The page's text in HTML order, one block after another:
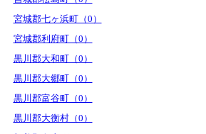
宮城郡七ヶ浜町（0）
宮城郡利府町（0）
黒川郡大和町（0）
黒川郡大郷町（0）
黒川郡富谷町（0）
黒川郡大衡村（0）